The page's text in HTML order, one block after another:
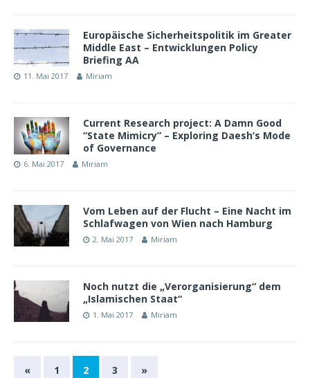
Europäische Sicherheitspolitik im Greater
Middle East – Entwicklungen Policy
Briefing AA
11. Mai 2017 Miriam
Current Research project: A Damn Good
“State Mimicry” – Exploring Daesh’s Mode
of Governance
6. Mai 2017 Miriam
Vom Leben auf der Flucht – Eine Nacht im
Schlafwagen von Wien nach Hamburg
2. Mai 2017 Miriam
Noch nutzt die „Verorganisierung“ dem
„Islamischen Staat“
1. Mai 2017 Miriam
« 1 2 3 »